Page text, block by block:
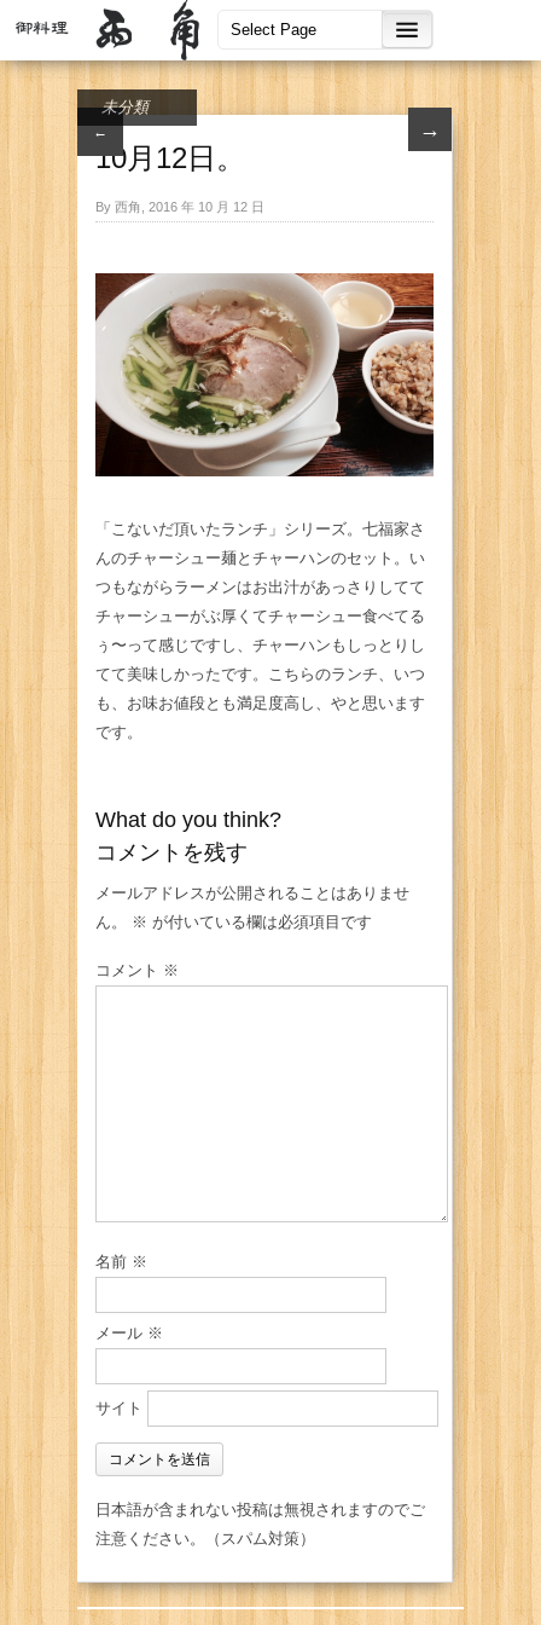
← →
未分類
10月12日。
By 西角, 2016 年 10 月 12 日
「こないだ頂いたランチ」シリーズ。七福家さ
んのチャーシュー麺とチャーハンのセット。い
つもながらラーメンはお出汁があっさりしてて
チャーシューがぶ厚くてチャーシュー食べてる
ぅ〜って感じですし、チャーハンもしっとりし
てて美味しかったです。こちらのランチ、いつ
も、お味お値段とも満足度高し、やと思います
です。
What do you think?
コメントを残す
メールアドレスが公開されることはありませ
ん。
※ が付いている欄は必須項目です
コメント ※
名前 ※
メール ※
サイト
日本語が含まれない投稿は無視されますのでご
注意ください。（スパム対策）